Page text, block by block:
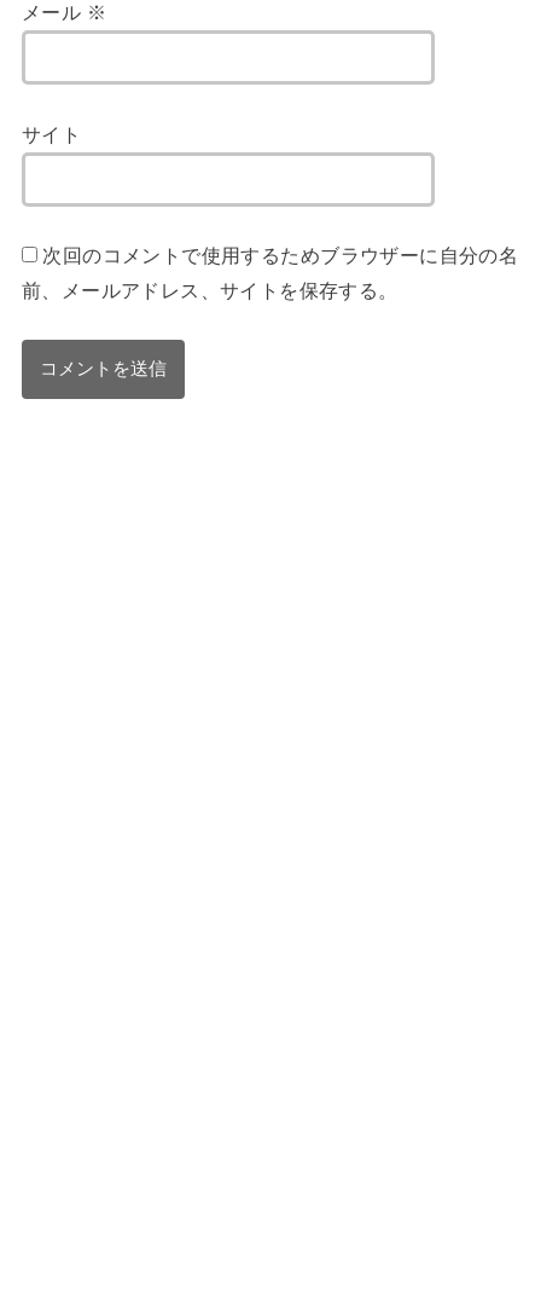
メール ※
サイト
次回のコメントで使用するためブラウザーに自分の名
前、メールアドレス、サイトを保存する。